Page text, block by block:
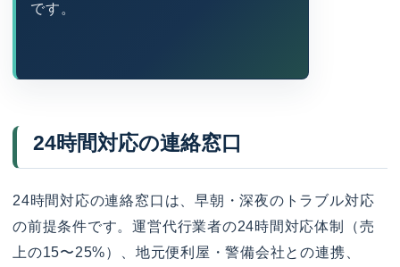
です。
24時間対応の連絡窓口
24時間対応の連絡窓口は、早朝・深夜のトラブル対応
の前提条件です。運営代行業者の24時間対応体制（売
上の15〜25%）、地元便利屋・警備会社との連携、